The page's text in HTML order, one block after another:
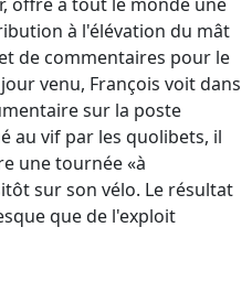
à l'élévation du mât
de commentaires pour le
venu, François voit dans
sur la poste
au vif par les quolibets, il
une tournée «à
sur son vélo. Le résultat
que de l'exploit